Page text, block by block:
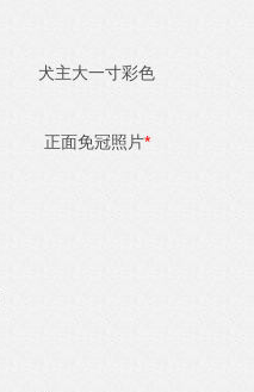
犬主大一寸彩色
正面免冠照片*